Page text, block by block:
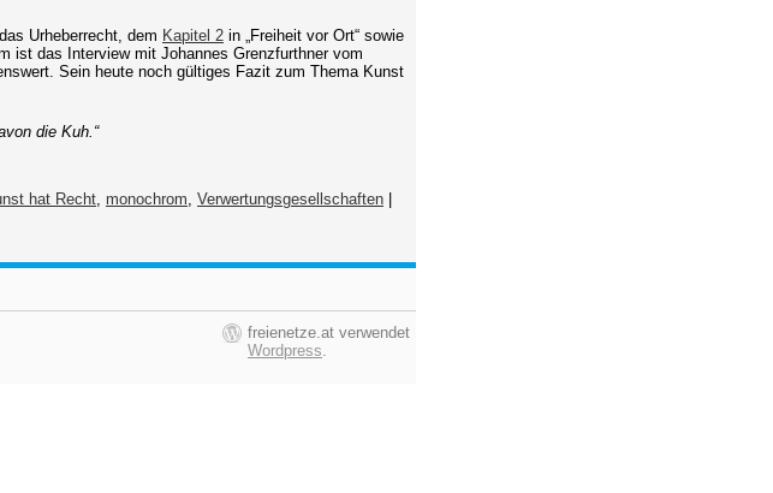
Urheberrecht, dem Kapitel 2 in „Freiheit vor Ort“ sowie
ist das Interview mit Johannes Grenzfurthner vom
Sein heute noch gültiges Fazit zum Thema Kunst
die Kuh.“
hat Recht, monochrom, Verwertungsgesellschaften
freienetze.at verwendet
Wordpress.